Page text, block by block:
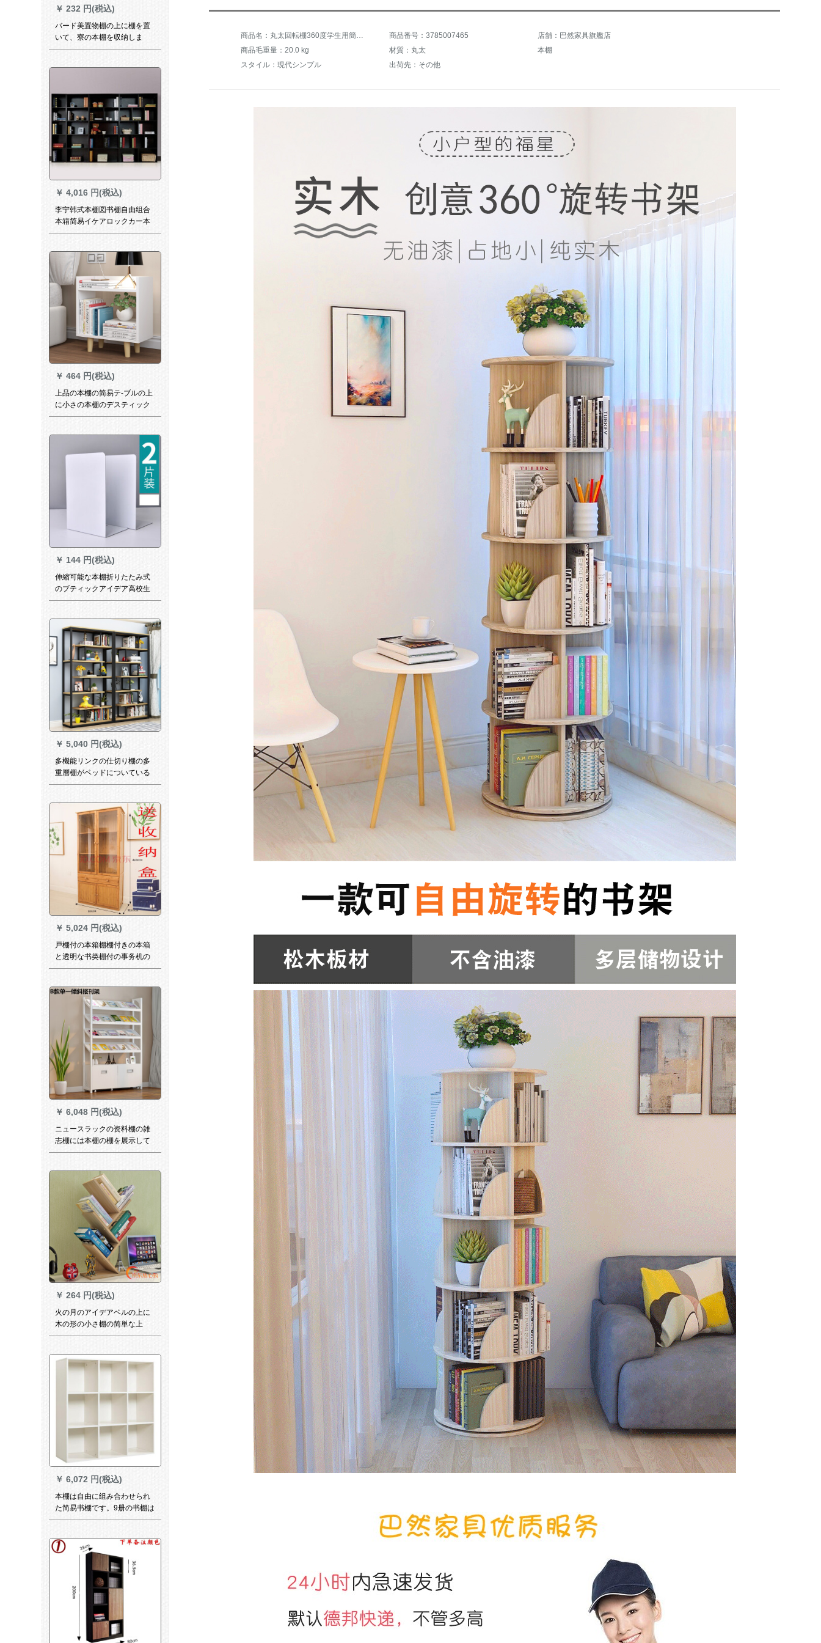
￥ 232 円(税込)
バード美置物棚の上に棚を置
いて、寮の本棚を収纳しま
す。デュスコプロCD 4288-新
￥ 4,016 円(税込)
李宁韩式本棚図书棚自由组合
本箱简易イケアロックカー本
箱黒胡桃色AC
￥ 464 円(税込)
上品の本棚の简易テ-ブルの上
に小さの本棚のデスティック
の事务室の物置棚のアイデア
￥ 144 円(税込)
伸縮可能な本棚折りたたみ式
のブティックアイデア高校生
の簡単な本棚の机の上の学生
￥ 5,040 円(税込)
多機能リンクの仕切り棚の多
重層棚がベッドについている
家庭用簡易壁書棚収納棚7階
￥ 5,024 円(税込)
戸棚付の本箱棚棚付きの本箱
と透明な书类棚付の事务机の
ベットには、丸竹收纳棚书斎
た书棚があります。
81*30.5*160
￥ 6,048 円(税込)
ニュースラックの资料棚の雑
志棚には本棚の棚を展示して
います。床に落ちた多层棚に
棚が1.2メ-トルアールです。
1.8メトルの高さの棚がありま
￥ 264 円(税込)
火の月のアイデアベルの上に
木の形の小さ棚の简単な上
で、现代の事务棚の子供の本
を简単に予约します。
￥ 6,072 円(税込)
本棚は自由に组み合わせられ
た简易书棚です。9册の书棚は
自由に组み合わせてくださ
ています。120*100*30の深さ
12 gから1-1.2 mの幅です。
商品番号：3785007465
店舗：巴然家具旗艦店
商品毛重量：20.0 kg
材質：丸太
本棚
スタイル：現代シンプル
出荷先：その他